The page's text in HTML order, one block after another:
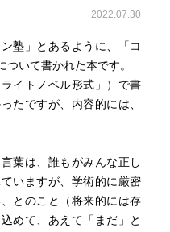
2022.07.30
塾」とあるように、「コ
いて書かれた本です。
イトノベル形式」）で書
たですが、内容的には、
葉は、誰もがみんな正し
いますが、学術的に厳密
とのこと（将来的には存
めて、あえて「まだ」と